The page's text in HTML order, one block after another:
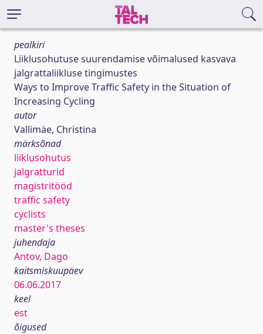
pealkiri
Liiklusohutuse suurendamise võimalused kasvava
jalgrattaliikluse tingimustes
Ways to Improve Traffic Safety in the Situation of
Increasing Cycling
autor
Vallimäe, Christina
märksõnad
liiklusohutus
jalgratturid
magistritööd
traffic safety
cyclists
master's theses
juhendaja
Antov, Dago
kaitsmiskuupäev
06.06.2017
keel
est
õigused